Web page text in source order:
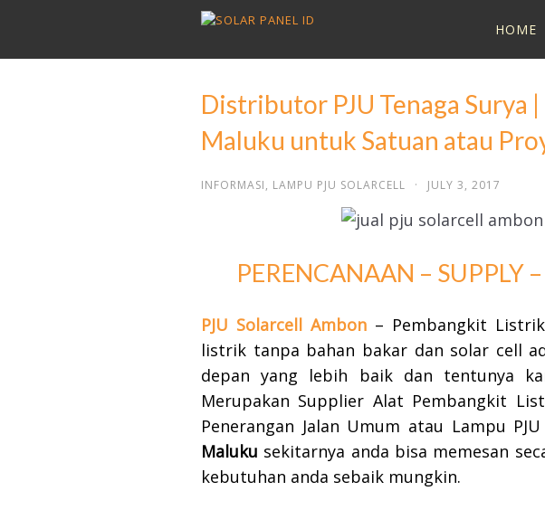
HOME
Distributor PJU Tenaga Surya |
Maluku untuk Satuan atau
INFORMASI, LAMPU PJU SOLARCELL · JULY 3, 2017
PERENCANAAN – SUPPLY
PJU Solarcell Ambon – Pembangkit
listrik tanpa bahan bakar dan solar cell
depan yang lebih baik dan tentunya
Merupakan Supplier Alat Pembangkit
Penerangan Jalan Umum atau Lampu
Maluku sekitarnya anda bisa memesan
kebutuhan anda sebaik mungkin.